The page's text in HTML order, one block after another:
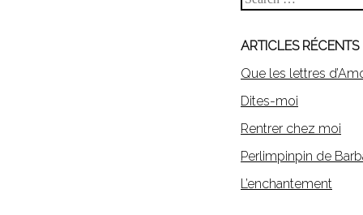
ARTICLES RÉCENTS
Que les lettres
Dites-moi
Rentrer chez moi
Perlimpinpin de
L’enchantement